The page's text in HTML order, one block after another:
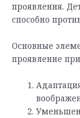
проявления.
способно
Основные
проявление